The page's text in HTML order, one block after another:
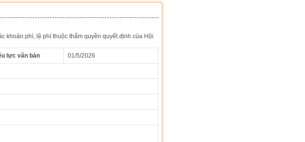
khoản phí, lệ phí thuộc thẩm quyền quyết định của Hội
lực văn bản 01/5/2026